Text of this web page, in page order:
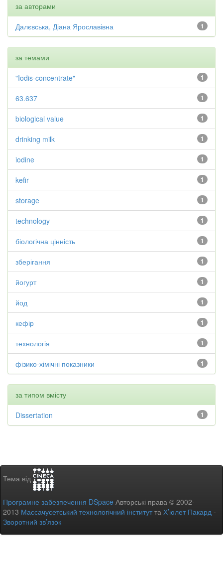
за авторами
1
Далєвська, Діана Ярославівна
за темами
1
"Iodis-concentrate"
1
63.637
1
biological value
1
drinking milk
1
iodine
1
kefir
1
storage
1
technology
1
біологічна цінність
1
зберігання
1
йогурт
1
йод
1
кефір
1
технологія
1
фізико-хімічні показники
за типом вмісту
1
Dissertation
Тема від
Програмне забезпечення DSpace Авторські права © 2002-
2013 Массачусетський технологічний інститутта Х’юлет Пакард -
Зворотний зв’язок